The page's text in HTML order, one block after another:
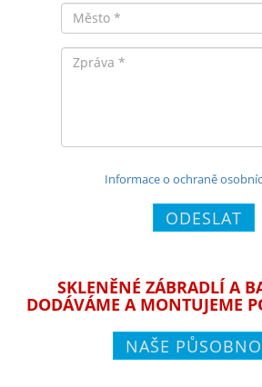
Informace o ochraně
ODESLAT
SKLENĚNÉ ZÁBRADLÍ A
DODÁVÁME A MONTUJEME
NAŠE